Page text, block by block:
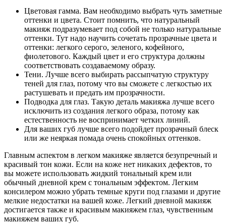
Цветовая гамма. Вам необходимо выбрать чуть заметные
оттенки и цвета. Стоит помнить, что натуральный
макияж подразумевает под собой не только натуральные
оттенки. Тут надо научить сочетать прозрачные цвета и
оттенки: легкого серого, зеленого, кофейного,
фиолетового. Каждый цвет и его структура должны
соответствовать создаваемому образу.
Тени. Лучше всего выбирать рассыпчатую структуру
теней для глаз, потому что вы сможете с легкостью их
растушевать и предать им прозрачности.
Подводка для глаз. Такую деталь макияжа лучше всего
исключить из создания легкого образа, потому как
естественность не воспринимает четких линий.
Для ваших губ лучше всего подойдет прозрачный блеск
или же неяркая помада очень спокойных оттенков.
Главным аспектом в легком макияже является безупречный и
красивый тон кожи. Если на коже нет никаких дефектов, то
вы можете использовать жидкий тональный крем или
обычный дневной крем с тональным эффектом. Легким
консилером можно убрать темные круги под глазами и другие
мелкие недостатки на вашей коже. Легкий дневной макияж
достигается также и красивым макияжем глаз, чувственным
макияжем ваших губ.